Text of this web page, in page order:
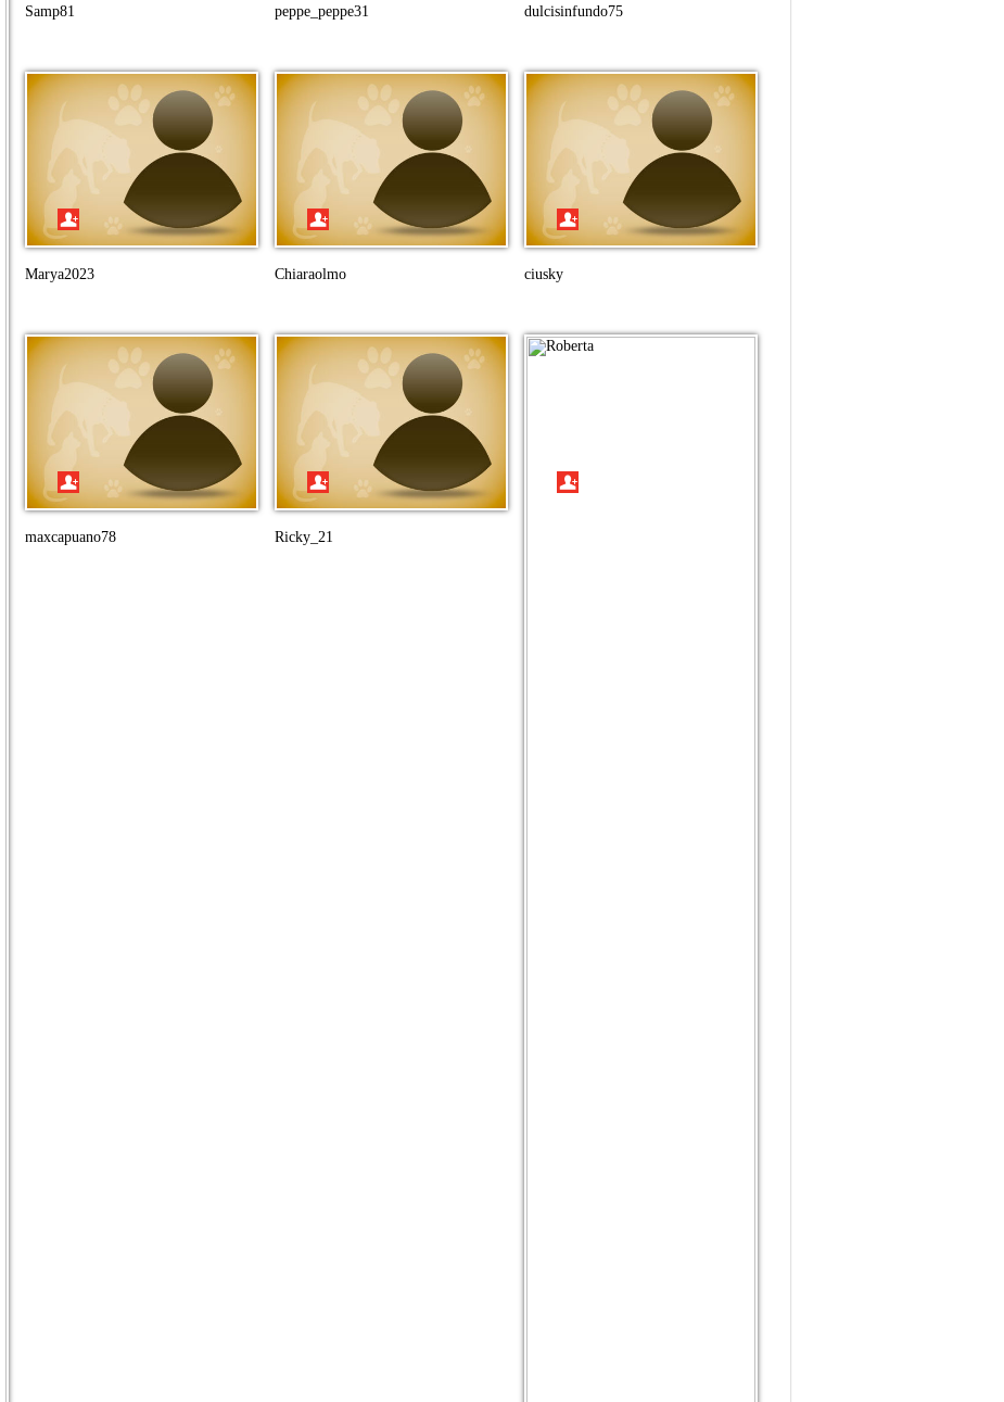
Samp81 peppe_peppe31 dulcisinfundo75
Marya2023 Chiaraolmo ciusky
maxcapuano78 Ricky_21